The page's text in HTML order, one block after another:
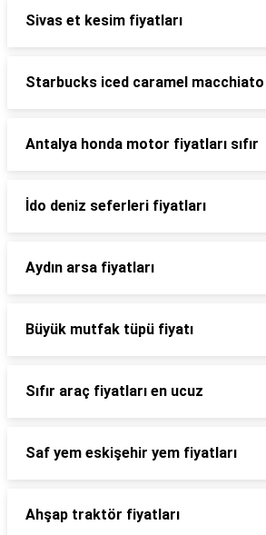
Sivas et kesim fiyatları
Starbucks iced caramel macchiato
Antalya honda motor fiyatları sıfır
İdo deniz seferleri fiyatları
Aydın arsa fiyatları
Büyük mutfak tüpü fiyatı
Sıfır araç fiyatları en ucuz
Saf yem eskişehir yem fiyatları
Ahşap traktör fiyatları